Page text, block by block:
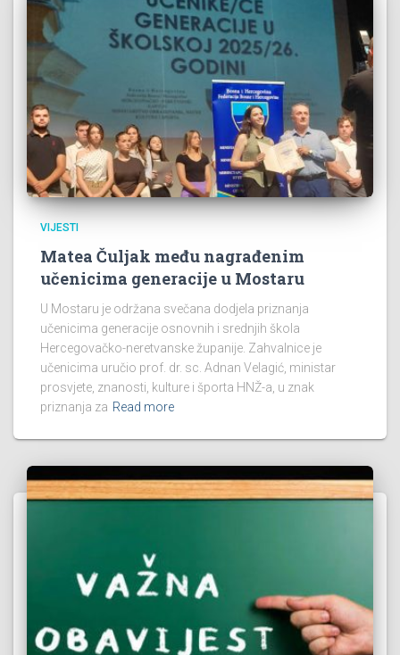
VIJESTI
Matea Čuljak među nagrađenim
učenicima generacije u Mostaru
U Mostaru je održana svečana dodjela priznanja
učenicima generacije osnovnih i srednjih škola
Hercegovačko-neretvanske županije. Zahvalnice je
učenicima uručio prof. dr. sc. Adnan Velagić, ministar
prosvjete, znanosti, kulture i športa HNŽ-a, u znak
priznanja za Read more